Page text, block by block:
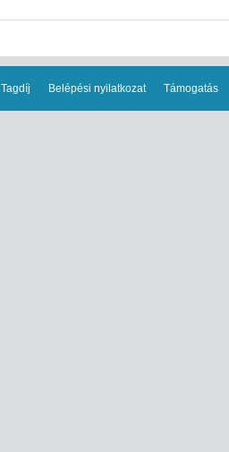
Tagdíj Belépési nyilatkozat Támogatás